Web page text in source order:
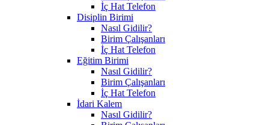
İç Hat Telefon
Disiplin Birimi
Nasıl Gidilir?
Birim Çalışanları
İç Hat Telefon
Eğitim Birimi
Nasıl Gidilir?
Birim Çalışanları
İç Hat Telefon
İdari Kalem
Nasıl Gidilir?